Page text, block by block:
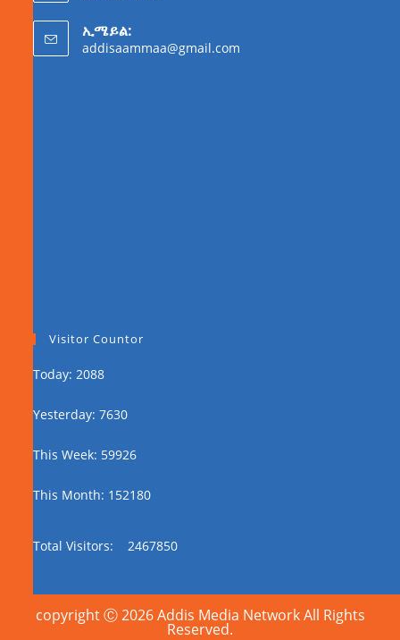
ኢሜይል:
addisaammaa@gmail.com
Visitor Countor
Today: 2088
Yesterday: 7630
This Week: 59926
This Month: 152180
Total Visitors: 2467850
copyright Ⓒ 2026 Addis Media Network All Rights
Reserved.